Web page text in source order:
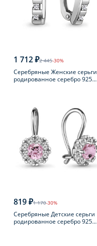
1 712 ₽2 445-30%
Серебряные Женские серьги
родированное серебро 925
819 ₽1 170-30%
Серебряные Детские серьги
родированное серебро 925